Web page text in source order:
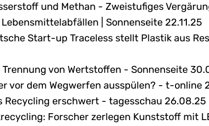
und Methan - Zweistufiges
| Sonnenseite 22.11.25
Start-up Traceless stellt Plastik aus
von Wertstoffen - Sonnenseite
vor dem Wegwerfen ausspülen? - t-online
Recycling erschwert - tagesschau 26.08.25
Forscher zerlegen Kunststoff mit